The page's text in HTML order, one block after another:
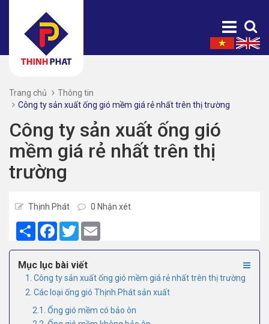
Trang chủ
Thông tin
Công ty sản xuất ống gió mềm giá rẻ nhất trên thị trường
Công ty sản xuất ống gió
mềm giá rẻ nhất trên thị
trường
Thịnh Phát 0 Nhận xét
Share Facebook
Twitter
Mục lục bài viết
1. Công ty sản xuất ống gió mềm giá rẻ nhất trên thị trường
2. Các loại ống gió Thịnh Phát sản xuất
2.1. Ống gió mềm có bảo ôn